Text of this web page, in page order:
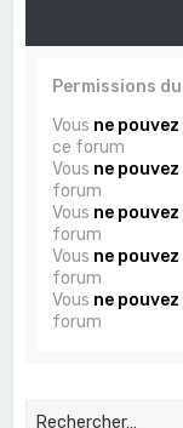
Permissions
Vous ne pouvez
ce forum
Vous ne pouvez
forum
Vous ne pouvez
forum
Vous ne pouvez
forum
Vous ne pouvez
forum